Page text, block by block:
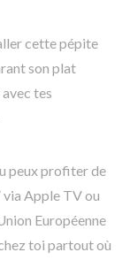
cette pépite
son plat
tes
peux profiter de
via Apple TV ou
Européenne
toi partout où